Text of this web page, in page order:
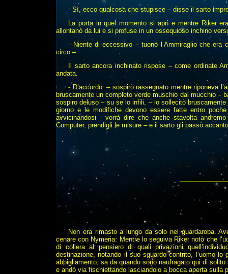
- Sì, ecco qualcosa che stupisce – disse il sarto
La porta in quel momento si aprì e mentre Riker
allontanò da lui e si profuse in un ossequioso inchino
- Niente di eccessivo – tuonò l’Ammiraglio che
circo –
Il sarto ancora inchinato rispose – come ordinate
andata.
- D’accordo. – sospirò rassegnato mentre riponeva
bruscamente un completo verde muschio dal mucchio –
sospiro deluso – su se lo infili, – lo sollecitò
giorno e le modifiche devono essere fatte entro
avvicinandosi - vorrà dire che anche stavolta
Computer, prendigli le misure – e il sarto gli passò
Non era rimasto a lungo da solo nel guardaroba.
cenare con Nymeria. Mentre lo seguiva Riker notò che
di collera al pensiero di quali privazioni
destinazione, notando il suo sguardo contrito, l’uomo
abbigliamento, sa da quando sono naufragato qui di
e andò via fischiettando lasciandolo a bocca aperta sulla